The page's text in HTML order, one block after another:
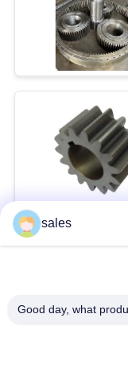
แผนผัง
PRIVACY
POLICY
หมวดห
Gears ปีกนก
sales
Good day, what